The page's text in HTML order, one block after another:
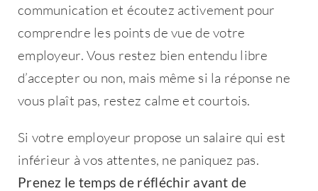
communication et écoutez activement pour
comprendre les points de vue de votre
employeur. Vous restez bien entendu libre
d’accepter ou non, mais même si la réponse ne
vous plaît pas, restez calme et courtois.
Si votre employeur propose un salaire qui est
inférieur à vos attentes, ne paniquez pas.
Prenez le temps de réfléchir avant de
Bienvenue !
Email*
Mot de passe*